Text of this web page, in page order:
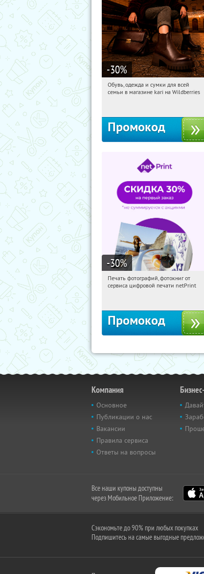
-30%
06:19:37 Получили:
Обувь, одежда и сумки для всей
семьи в магазине kari на Wildberries
Промокод
-30%
06:19:37 Получили:
Печать фотографий, фотокниг от
сервиса цифровой печати netPrint
Промокод
Компания
Основное
Публикации о нас
Вакансии
Правила сервиса
Ответы на вопросы
Все наши купоны доступны
через Мобильное Приложение:
Сэкономьте до 90% при любых покупках
Подпишитесь на самые выгодные